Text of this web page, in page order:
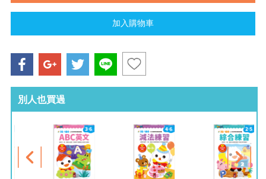
別人也買過